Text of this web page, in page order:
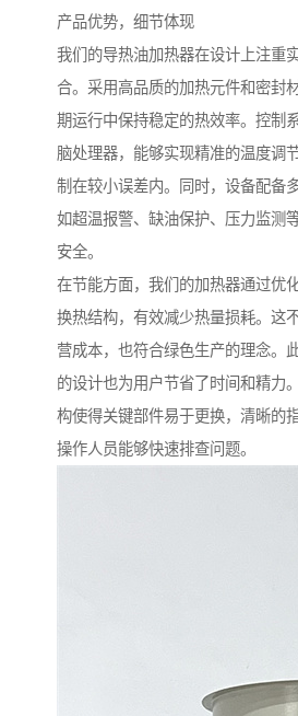
产品优势，细节体现
我们的导热油加热器在设计上注重
合。采用高品质的加热元件和密封
期运行中保持稳定的热效率。控制
脑处理器，能够实现精准的温度调
制在较小误差内。同时，设备配备
如超温报警、缺油保护、压力监测
安全。
在节能方面，我们的加热器通过优
换热结构，有效减少热量损耗。这
营成本，也符合绿色生产的理念。
的设计也为用户节省了时间和精力
构使得关键部件易于更换，清晰的
操作人员能够快速排查问题。